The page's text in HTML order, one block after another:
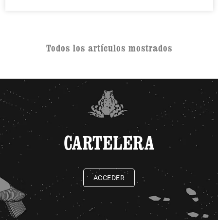
Todos los artículos mostrados
CARTELERA
ACCEDER